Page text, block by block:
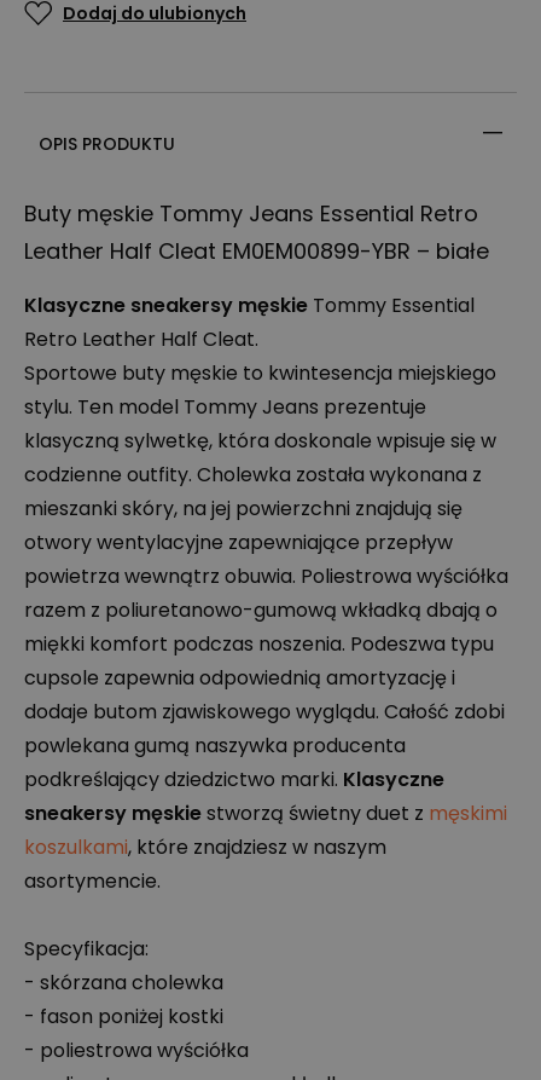
Dodaj do ulubionych
OPIS PRODUKTU
Buty męskie Tommy Jeans Essential Retro
Leather Half Cleat EM0EM00899-YBR – białe
Klasyczne sneakersy męskie Tommy Essential
Retro Leather Half Cleat.
Sportowe buty męskie to kwintesencja miejskiego
stylu. Ten model Tommy Jeans prezentuje
klasyczną sylwetkę, która doskonale wpisuje się w
codzienne outfity. Cholewka została wykonana z
mieszanki skóry, na jej powierzchni znajdują się
otwory wentylacyjne zapewniające przepływ
powietrza wewnątrz obuwia. Poliestrowa wyściółka
razem z poliuretanowo-gumową wkładką dbają o
miękki komfort podczas noszenia. Podeszwa typu
cupsole zapewnia odpowiednią amortyzację i
dodaje butom zjawiskowego wyglądu. Całość zdobi
powlekana gumą naszywka producenta
podkreślający dziedzictwo marki. Klasyczne
sneakersy męskiestworzą świetny duet z męskimi
koszulkami, które znajdziesz w naszym
asortymencie.
Specyfikacja:
- skórzana cholewka
- fason poniżej kostki
- poliestrowa wyściółka